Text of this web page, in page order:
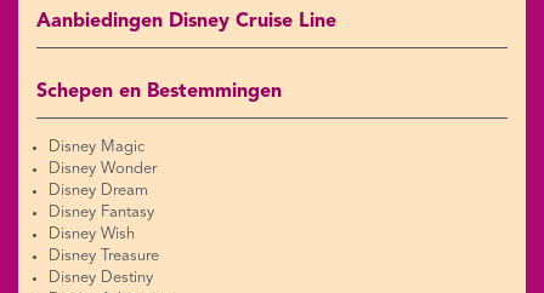
Aanbiedingen Disney Cruise Line
Schepen en Bestemmingen
Disney Magic
Disney Wonder
Disney Dream
Disney Fantasy
Disney Wish
Disney Treasure
Disney Destiny